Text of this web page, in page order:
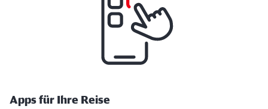
Apps für Ihre Reise